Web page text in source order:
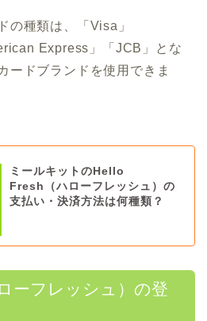
の種類は、「Visa」
Express」「JCB」とな
ードブランドを使用できま
ミールキットのHello
Fresh（ハローフレッシュ）の
支払い・決済方法は何種類？
ーフレッシュ）の登